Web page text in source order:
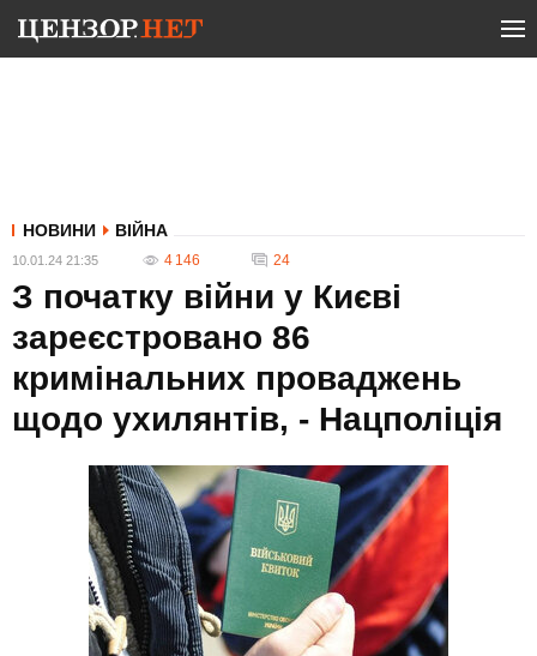
НОВИНИ ВІЙНА
10.01.24 21:35 4 146 24
З початку війни у Києві
зареєстровано 86
кримінальних проваджень
щодо ухилянтів, - Нацполіція